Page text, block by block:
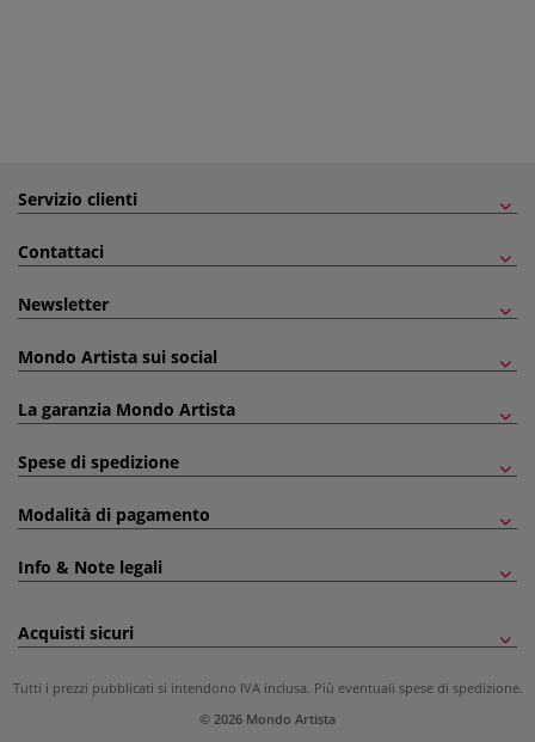
Servizio clienti
Contattaci
Newsletter
Mondo Artista sui social
La garanzia Mondo Artista
Spese di spedizione
Modalità di pagamento
Info & Note legali
Acquisti sicuri
Tutti i prezzi pubblicati si intendono IVA inclusa. Più eventuali spese di spedizione.
© 2026 Mondo Artista